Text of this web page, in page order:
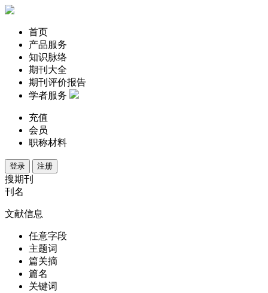
首页
产品服务
知识脉络
期刊大全
期刊评价报告
学者服务
充值
会员
职称材料
登录 注册
搜期刊
刊名
文献信息
任意字段
主题词
篇关摘
篇名
关键词